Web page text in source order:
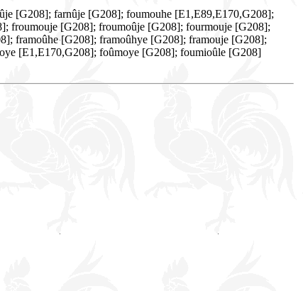
[G208]; farnûje [G208]; foumouhe [E1,E89,E170,G208];
froumouje [G208]; froumoûje [G208]; fourmouje [G208];
framoûhe [G208]; framoûhye [G208]; framouje [G208];
[E1,E170,G208]; foûmoye [G208]; foumioûle [G208]